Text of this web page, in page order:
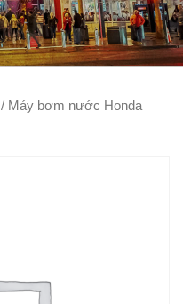
/ Máy bơm nước Honda